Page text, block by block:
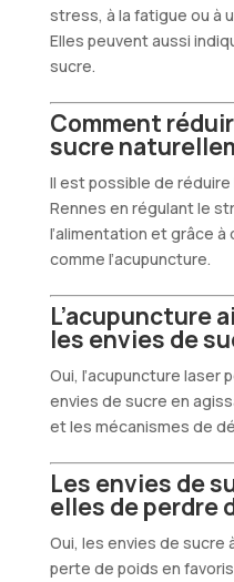
stress, à la fatigue ou à
Elles peuvent aussi
sucre.
Comment
sucre
Il est possible de
Rennes en régulant le
l’alimentation et grâce
comme l’acupuncture.
L’acupuncture
les envies de
Oui, l’acupuncture laser
envies de sucre en
et les mécanismes de
Les envies de
elles de perdre
Oui, les envies de sucre
perte de poids en